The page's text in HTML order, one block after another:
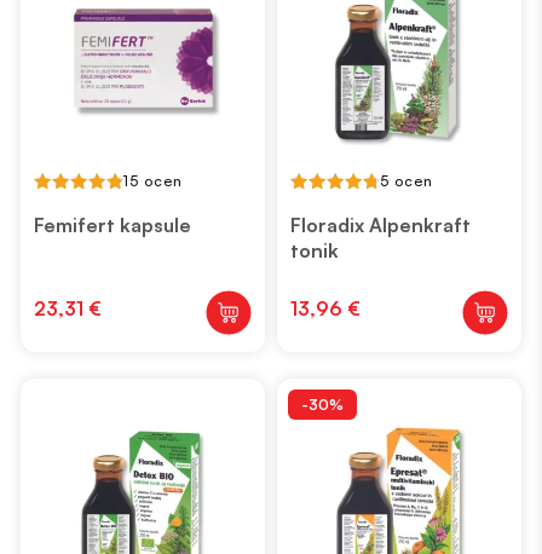
out of 5
15 ocen
Femifert kapsule
23,31 €
out of 5
5 ocen
Floradix Alpenkraft
tonik
13,96 €
-30%